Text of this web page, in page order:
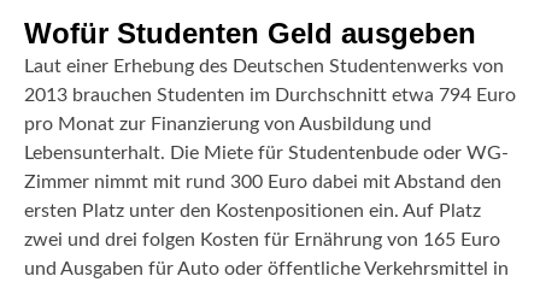
Wofür Studenten Geld ausgeben
Laut einer Erhebung des Deutschen Studentenwerks von
2013 brauchen Studenten im Durchschnitt etwa 794 Euro
pro Monat zur Finanzierung von Ausbildung und
Lebensunterhalt. Die Miete für Studentenbude oder WG-
Zimmer nimmt mit rund 300 Euro dabei mit Abstand den
ersten Platz unter den Kostenpositionen ein. Auf Platz
zwei und drei folgen Kosten für Ernährung von 165 Euro
und Ausgaben für Auto oder öffentliche Verkehrsmittel in